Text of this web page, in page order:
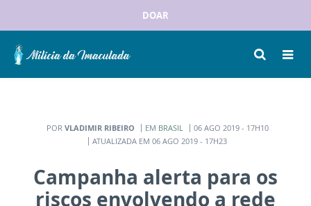
DOAR
POR VLADIMIR RIBEIRO EM BRASIL
06 AGO 2019 - 17H10
ATUALIZADA EM 06 AGO 2019 - 17H23
Campanha alerta para os
riscos envolvendo a rede